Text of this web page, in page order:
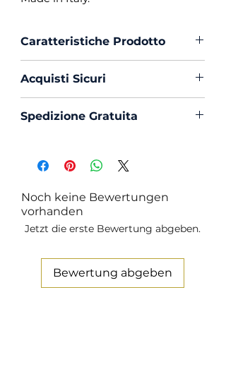
Caratteristiche Prodotto
Collo : Napoletano
Polso :Tondo
Composizione :100% Cotone
Produzione :
100% Made in
Trattamento :Lavaggio
Acquisti Sicuri
sicurezza con PayPal o Carta di
Spedizione Gratuita
Gratuita
Noch keine Bewertungen
vorhanden
Jetzt die erste Bewertung abgeben.
Bewertung abgeben